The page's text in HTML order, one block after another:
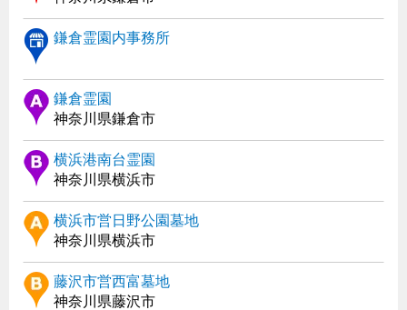
鎌倉霊園内事務所
鎌倉霊園
神奈川県鎌倉市
横浜港南台霊園
神奈川県横浜市
横浜市営日野公園墓地
神奈川県横浜市
藤沢市営西富墓地
神奈川県藤沢市